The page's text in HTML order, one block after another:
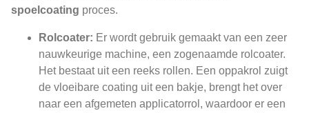
spoelcoating proces.
Rolcoater: Er wordt gebruik gemaakt van een zeer
nauwkeurige machine, een zogenaamde rolcoater.
Het bestaat uit een reeks rollen. Een oppakrol zuigt
de vloeibare coating uit een bakje, brengt het over
naar een afgemeten applicatorrol, waardoor er een